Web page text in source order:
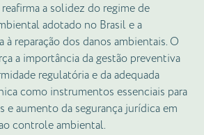
a solidez do regime de
adotado no Brasil e a
reparação dos danos ambientais. O
a importância da gestão preventiva
regulatória e da adequada
como instrumentos essenciais para
e aumento da segurança jurídica em
controle ambiental.